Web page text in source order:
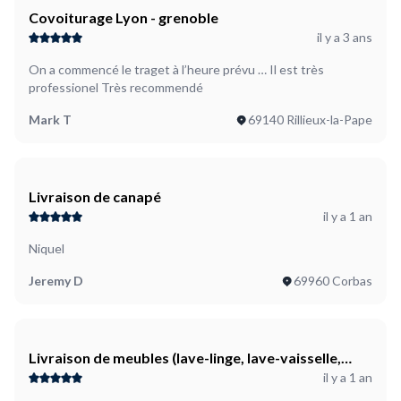
8ème à Villeurbanne.
Covoiturage Lyon - grenoble
il y a 3 ans
On a commencé le traget à l’heure prévu … Il est très
professionel Très recommendé
Mark T 69140 Rillieux-la-Pape
Livraison de canapé
il y a 1 an
Niquel
Jeremy D 69960 Corbas
Livraison de meubles (lave-linge, lave-vaisselle,
petit frigo, grande étagère et deux petites
il y a 1 an